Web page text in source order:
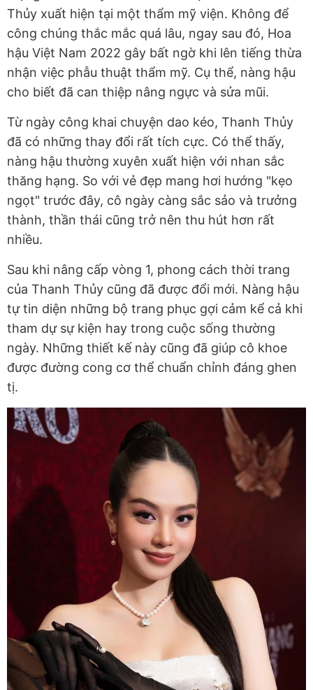
Thủy xuất hiện tại một thẩm mỹ viện. Không để
công chúng thắc mắc quá lâu, ngay sau đó, Hoa
hậu Việt Nam 2022 gây bất ngờ khi lên tiếng thừa
nhận việc phẫu thuật thẩm mỹ. Cụ thể, nàng hậu
cho biết đã can thiệp nâng ngực và sửa mũi.
Từ ngày công khai chuyện dao kéo, Thanh Thủy
đã có những thay đổi rất tích cực. Có thể thấy,
nàng hậu thường xuyên xuất hiện với nhan sắc
thăng hạng. So với vẻ đẹp mang hơi hướng "kẹo
ngọt" trước đây, cô ngày càng sắc sảo và trưởng
thành, thần thái cũng trở nên thu hút hơn rất
nhiều.
Sau khi nâng cấp vòng 1, phong cách thời trang
của Thanh Thủy cũng đã được đổi mới. Nàng hậu
tự tin diện những bộ trang phục gợi cảm kể cả khi
tham dự sự kiện hay trong cuộc sống thường
ngày. Những thiết kế này cũng đã giúp cô khoe
được đường cong cơ thể chuẩn chỉnh đáng ghen
tị.